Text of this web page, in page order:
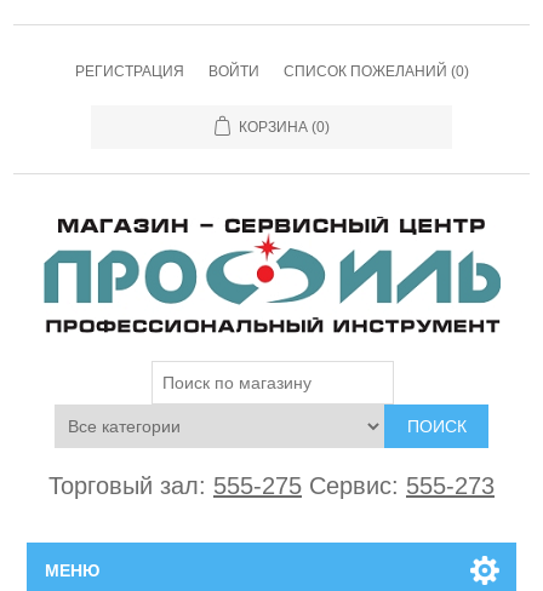
РЕГИСТРАЦИЯ ВОЙТИ СПИСОК ПОЖЕЛАНИЙ (0)
КОРЗИНА (0)
ПОИСК
Торговый зал: 555-275 Сервис: 555-273
МЕНЮ